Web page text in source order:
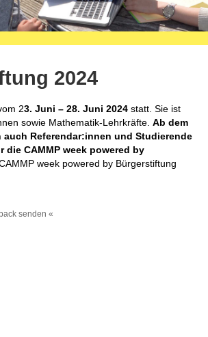
2024
23. Juni – 28. Juni 2024 statt. Sie ist
sowie Mathematik-Lehrkräfte. Ab dem
Referendar:innen und Studierende
CAMMP week powered by
week powered by Bürgerstiftung
senden «